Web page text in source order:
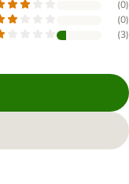
(0)
(0)
(3)